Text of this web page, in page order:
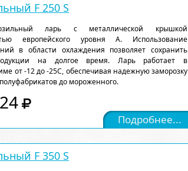
F 250 S
ларь с металлической крышкой
европейского уровня А. Использование
в области охлаждения позволяет сохранить
на долгое время. Ларь работает в
от -12 до -25С, обеспечивая надежную заморозку
до мороженного.
Подробнее...
F 350 S